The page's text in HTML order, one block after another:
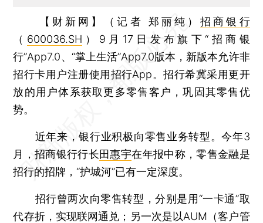
【财新网】（记者 郑丽纯）招商银行
（ 600036.SH ）9月17日发布旗下“招商银
行”App7.0、“掌上生活”App7.0版本，新版本允许非
招行卡用户注册使用招行App。招行希冀采用更开
放的用户体系获取更多零售客户，巩固其零售优
势。
近年来，银行业积极向零售业务转型。今年3
月，招商银行行长田惠宇在年报中称，零售金融是
招行的招牌，“护城河”已有一定深度。
招行曾两次向零售转型，分别是用“一卡通”取
代存折，实现联网通兑；另一次是以AUM（客户管